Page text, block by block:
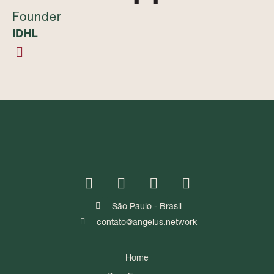
Founder
IDHL
São Paulo - Brasil
contato@angelus.network
Home